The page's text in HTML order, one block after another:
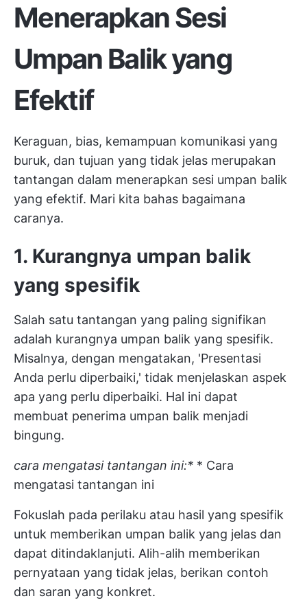
Menerapkan Sesi
Umpan Balik yang
Efektif
Keraguan, bias, kemampuan komunikasi yang
buruk, dan tujuan yang tidak jelas merupakan
tantangan dalam menerapkan sesi umpan balik
yang efektif. Mari kita bahas bagaimana
caranya.
1. Kurangnya umpan balik
yang spesifik
Salah satu tantangan yang paling signifikan
adalah kurangnya umpan balik yang spesifik.
Misalnya, dengan mengatakan, 'Presentasi
Anda perlu diperbaiki,' tidak menjelaskan aspek
apa yang perlu diperbaiki. Hal ini dapat
membuat penerima umpan balik menjadi
bingung.
cara mengatasi tantangan ini:* * Cara
mengatasi tantangan ini
Fokuslah pada perilaku atau hasil yang spesifik
untuk memberikan umpan balik yang jelas dan
dapat ditindaklanjuti. Alih-alih memberikan
pernyataan yang tidak jelas, berikan contoh
dan saran yang konkret.